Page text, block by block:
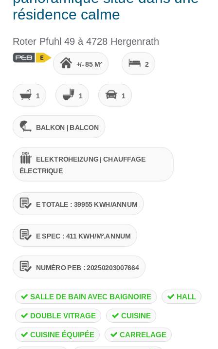
résidence calme
Roter Pfuhl 49 à 4728 Hergenrath
+/- 85 M² 2
1 1 1
BALKON | BALCON
ELEKTROHEIZUNG | CHAUFFAGE
ÉLECTRIQUE
E TOTALE : 39955 KWH/ANNUM
E SPEC : 411 KWH/M².ANNUM
NUMÉRO PEB : 20250203007664
SALLE DE BAIN AVEC BAIGNOIRE HALL
DOUBLE VITRAGE CUISINE
CUISINE ÉQUIPÉE CARRELAGE